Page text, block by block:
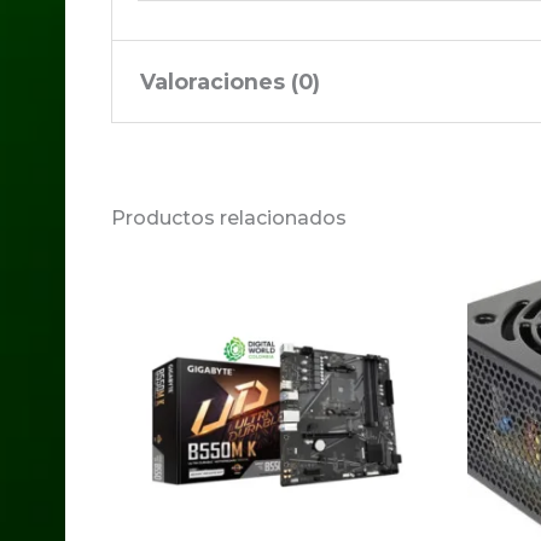
Valoraciones (0)
Tu dirección de correo electrónico
Tu puntuación*
Tu valoración*
Productos relacionados